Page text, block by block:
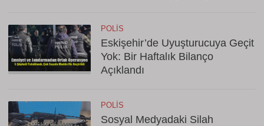
POLIS
Eskişehir’de Uyuşturucuya Geçit
Yok: Bir Haftalık Bilanço
Açıklandı
POLIS
Sosyal Medyadaki Silah